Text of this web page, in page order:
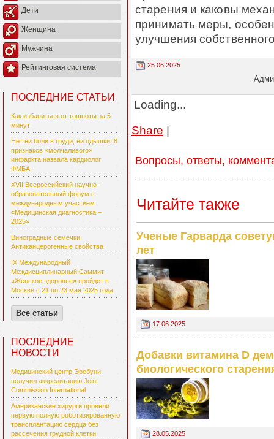
Дети
Женщина
Мужчина
Рейтинговая система
ПОСЛЕДНИЕ СТАТЬИ
Как избавиться от тошноты за 5
минут
Нет ни боли в груди, ни одышки: 8
признаков «молчаливого»
инфаркта назвала кардиолог
ФМБА
XVII Всероссийский научно-
образовательный форум с
международным участием
«Медицинская диагностика –
2025»
Виноградные семечки:
Антиканцерогенные свойства
IX Международный
Междисциплинарный Саммит
«Женское здоровье» пройдет в
Москве с 21 по 23 мая 2025 года
Все статьи
ПОСЛЕДНИЕ
НОВОСТИ
Медицинский центр Эребуни
получил аккредитацию Joint
Commission International
Американские хирурги провели
первую полную роботизированную
трансплантацию сердца без
рассечения грудной клетки
старения и каковы
принимать меры,
улучшения
25.06.2025
Loading...
Share |
Вопросы, ответы,
Читайте также
Ученые Гарварда
лет
17.06.2025
Добавки витамина D
биологического
28.05.2025